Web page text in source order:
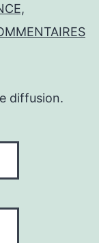
diffusion.